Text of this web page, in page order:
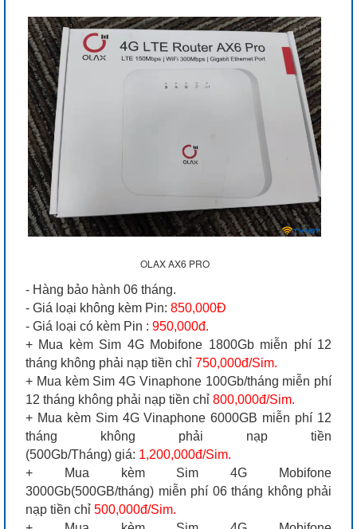
OLAX AX6 PRO
- Hàng bảo hành 06 tháng.
- Giá loại không kèm Pin: 850,000Đ
- Giá loại có kèm Pin : 950,000đ.
+ Mua kèm Sim 4G Mobifone 1800Gb miễn phí 12
tháng không phải nạp tiền chỉ 750,000đ/Sim.
+ Mua kèm Sim 4G Vinaphone 100Gb/tháng miễn phí
12 tháng không phải nạp tiền chỉ 800,000đ/Sim.
+ Mua kèm Sim 4G Vinaphone 6000GB miễn phí 12
tháng không phải nạp tiền
(500Gb/Tháng) giá: 1,200,000đ/Sim.
+ Mua kèm Sim 4G Mobifone
3000Gb(500GB/tháng) miễn phí 06 tháng không phải
nạp tiền chỉ 500,000đ/Sim.